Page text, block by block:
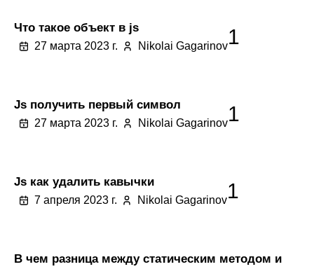
Что такое объект в js
27 марта 2023 г. Nikolai Gagarinov1
Js получить первый символ
27 марта 2023 г. Nikolai Gagarinov1
Js как удалить кавычки
7 апреля 2023 г. Nikolai Gagarinov1
В чем разница между статическим методом и